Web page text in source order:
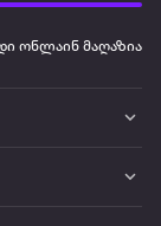
ონლაინ მაღაზია